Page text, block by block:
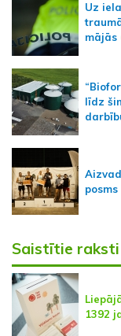
Uz
mājās
līdz
posms
Saistītie raksti
1392